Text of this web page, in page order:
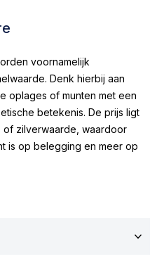
voornamelijk
Denk hierbij aan
oplages of munten met een
betekenis. De prijs ligt
zilverwaarde, waardoor
is op belegging en meer op